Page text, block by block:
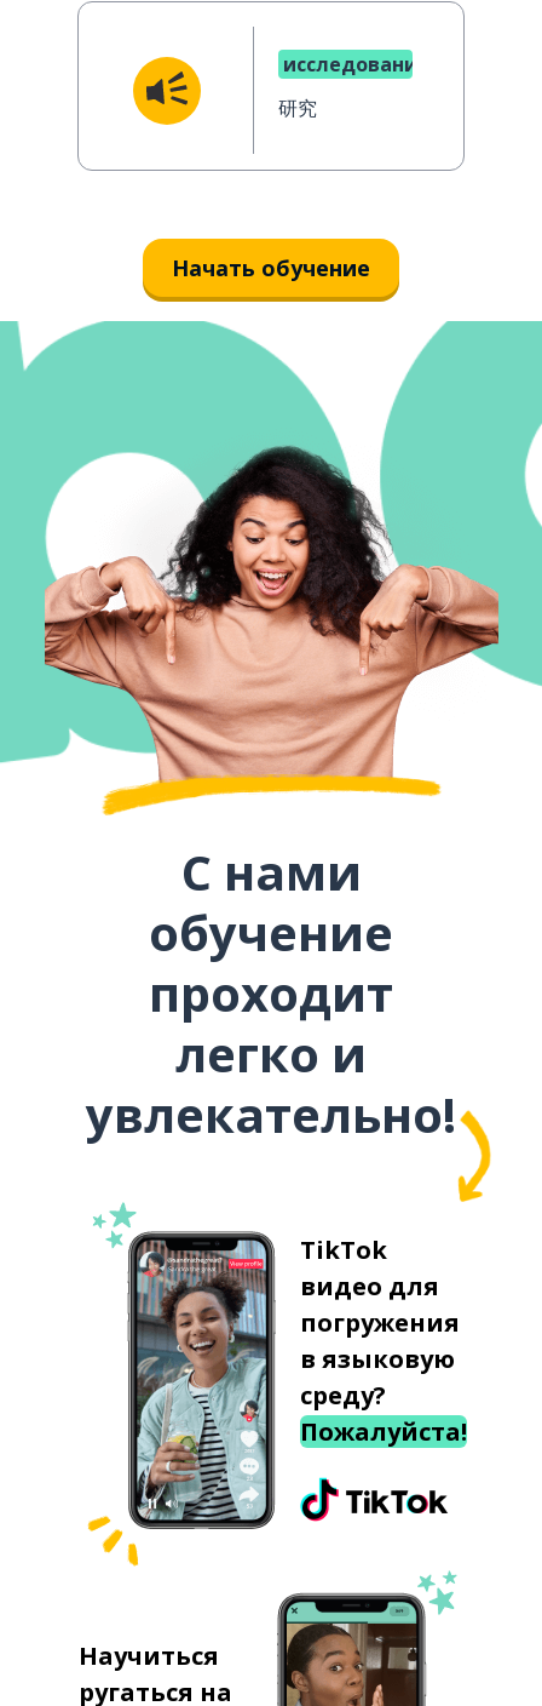
исследование
研究
Начать обучение
С нами
обучение
проходит
легко и
увлекательно!
TikTok
видео для
погружения
в языковую
среду?
Пожалуйста!
Научиться
ругаться на